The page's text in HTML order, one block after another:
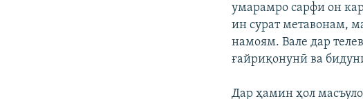
умарамро сарфи он
ин сурат метавонам,
намоям. Вале дар
ғайриқонунӣ ва
Дар ҳамин ҳол